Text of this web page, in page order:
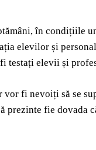
în condițiile
elevilor și
testați elevii și
vor fi nevoiți să se
fie dovada